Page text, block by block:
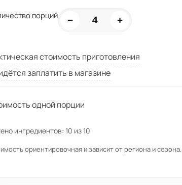
порций − +
стоимость приготовления
заплатить в магазине
одной порции
ингредиентов: 10 из10
ориентировочная и зависит от региона и сезона.